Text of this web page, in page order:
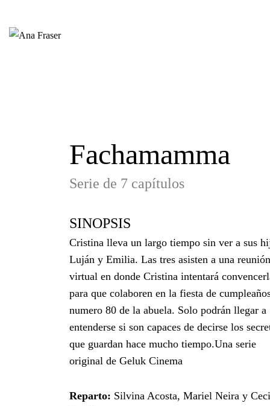
Fachamamma
Serie de 7 capítulos
SINOPSIS
Cristina lleva un largo tiempo sin ver a sus
Luján y Emilia. Las tres asisten a una reunión
virtual en donde Cristina intentará
para que colaboren en la fiesta de
numero 80 de la abuela. Solo podrán llegar a
entenderse si son capaces de decirse los
que guardan hace mucho tiempo.Una serie
original de Geluk Cinema
Reparto: Silvina Acosta, Mariel Neira y